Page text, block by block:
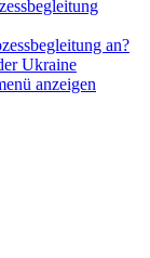
an?
Ukraine
anzeigen